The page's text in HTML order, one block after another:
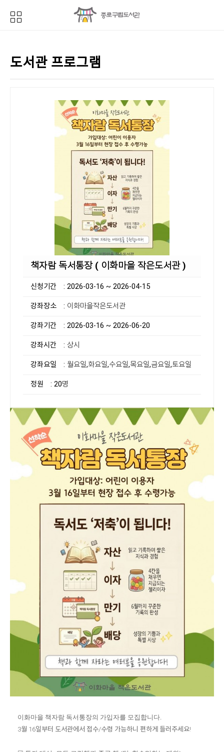
도서관 프로그램
책자람 독서통장 ( 이화마을 작은도서관 )
신청기간 : 2026-03-16 ~ 2026-04-15
강좌장소 : 이화마을작은도서관
강좌기간 : 2026-03-16 ~ 2026-06-20
강좌시간 : 상시
강좌요일 : 월요일,화요일,수요일,목요일,금요일,토요일
정원 : 20명
이화마을 책자람 독서통장의 가입자를 모집합니다.
3월 16일부터 도서관에서 접수/수령 가능하니 편하게 들러주세요!